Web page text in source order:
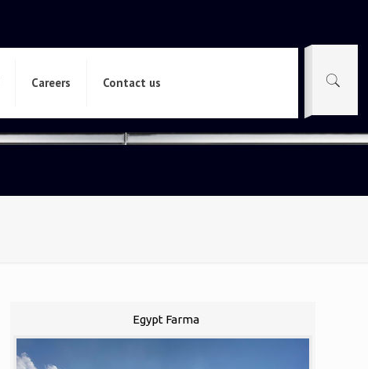
Careers Contact us
Egypt Farma